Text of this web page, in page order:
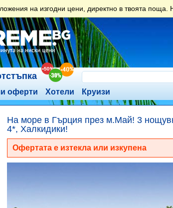
на изгодни цени, директно в твоята поща.
оферти Хотели Круизи
На море в Гърция през м.Май! 3
4*, Халкидики!
Офертата е изтекла или изкупена